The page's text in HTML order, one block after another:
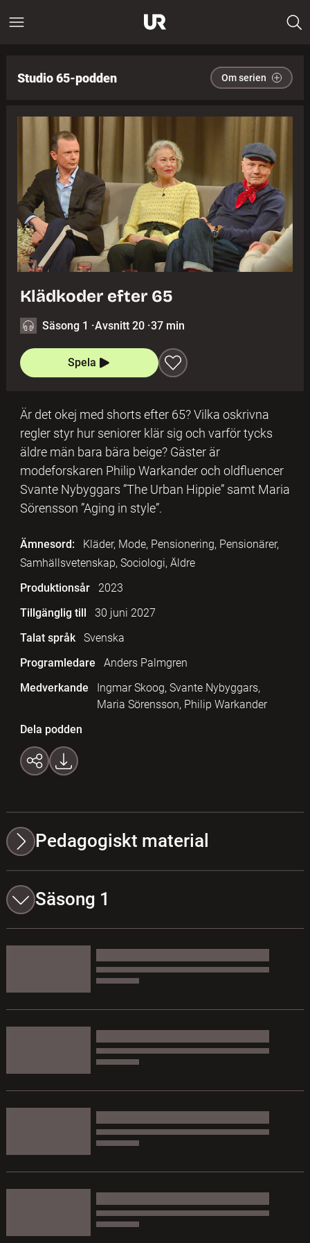
Studio 65-podden Om serien
Klädkoder efter 65
Säsong 1 ·Avsnitt 20 ·37 min
Spela
Är det okej med shorts efter 65? Vilka oskrivna
regler styr hur seniorer klär sig och varför tycks
äldre män bara bära beige? Gäster är
modeforskaren Philip Warkander och oldfluencer
Svante Nybyggars ”The Urban Hippie” samt Maria
Sörensson ”Aging in style”.
Ämnesord:
Kläder, Mode, Pensionering, Pensionärer,
Samhällsvetenskap, Sociologi, Äldre
Produktionsår
2023
Tillgänglig till
30 juni 2027
Talat språk
Svenska
Programledare
Anders Palmgren
Medverkande
Ingmar Skoog, Svante Nybyggars,
Maria Sörensson, Philip Warkander
Dela podden
Pedagogiskt material
Säsong 1